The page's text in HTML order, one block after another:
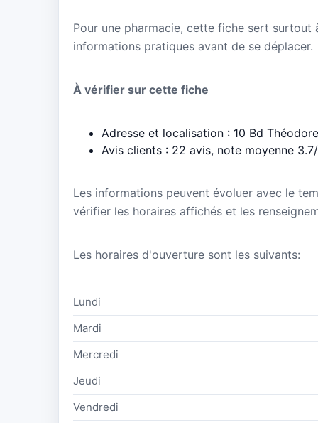
Pour une pharmacie, cette fiche sert surtout
informations pratiques avant de se déplacer.
À vérifier sur cette fiche
Adresse et localisation : 10 Bd
Avis clients : 22 avis, note moyenne
Les informations peuvent évoluer avec le
vérifier les horaires affichés et les
Les horaires d'ouverture sont les suivants:
Lundi
Mardi
Mercredi
Jeudi
Vendredi